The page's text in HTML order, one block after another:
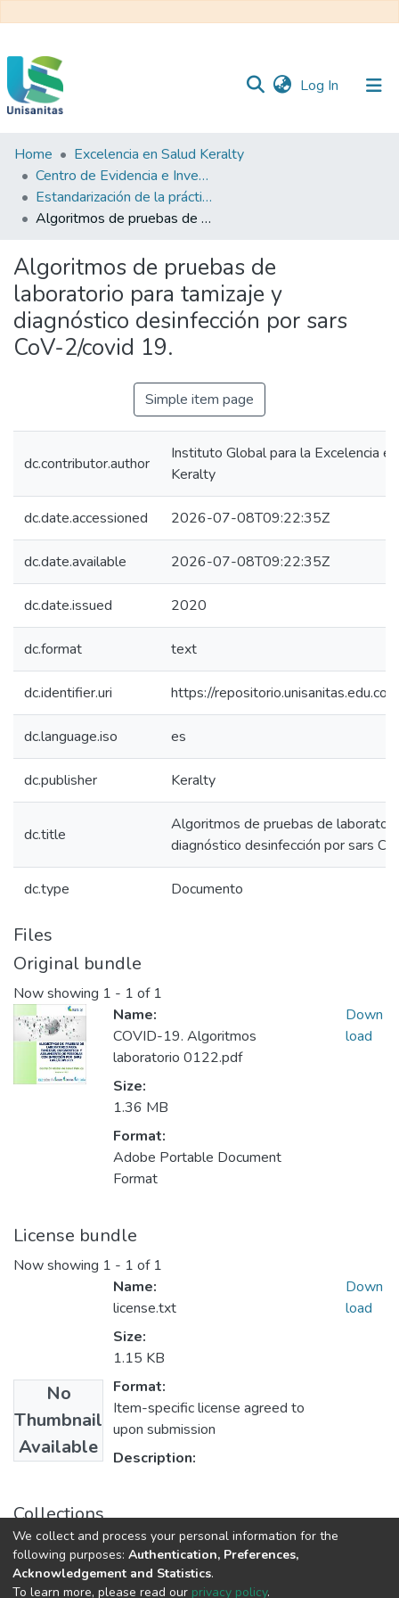
Log In (current)
Inicio
Web
Unisanitas
Web
Biblioteca
Home
Excelencia en Salud Keralty
Centro de Evidencia e Investigación para las Decisiones en Salud – CEIDS
Estandarización de la práctica clínica
Algoritmos de pruebas de laboratorio para tamizaje y diagnóstico desinfección por sars CoV-2/covid 19.
Algoritmos de pruebas de
laboratorio para tamizaje y
diagnóstico desinfección por sars
CoV-2/covid 19.
Simple item page
dc.contributor.author
Instituto Global para la Excelencia
Keralty
dc.date.accessioned 2026-07-08T09:22:35Z
dc.date.available 2026-07-08T09:22:35Z
dc.date.issued 2020
dc.format text
dc.identifier.uri https://
dc.language.iso es
dc.publisher Keralty
dc.title
Algoritmos de pruebas de
diagnóstico desinfección por sars
dc.type Documento
Files
Original bundle
Now showing 1 - 1 of 1
Name:
COVID-19. Algoritmos
laboratorio 0122.pdf
Size:
1.36 MB
Format:
Adobe Portable Document
Format
Down
load
License bundle
Now showing 1 - 1 of 1
No
Thumbnail
Available
Name:
license.txt
Size:
1.15 KB
Format:
Item-specific license agreed to
upon submission
Description:
Down
load
Collections
Estandarización de la práctica clínica
We collect and process your personal information for the
following purposes: Authentication, Preferences,
Acknowledgement and Statistics.
To learn more, please read our privacy policy.